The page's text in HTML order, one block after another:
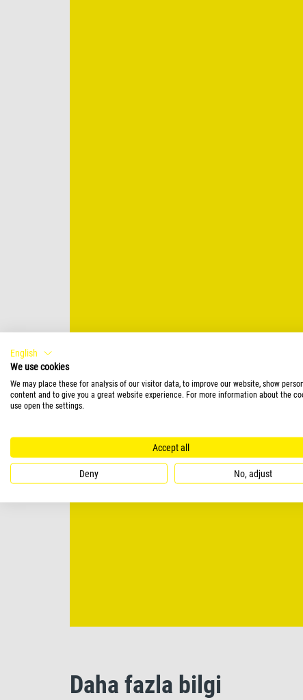
Daha fazla bilgi
English
We use cookies
We may place these for analysis of our visitor data, to improve our website, show
content and to give you a great website experience. For more information about the
use open the settings.
Accept all
Deny No, adjust